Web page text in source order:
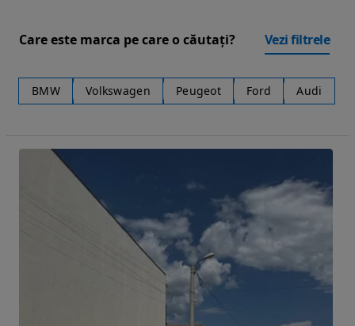
Care este marca pe care o căutați? Vezi filtrele
BMW Volkswagen Peugeot Ford Audi